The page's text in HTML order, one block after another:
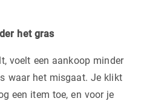
het gras
voelt een aankoop minder
waar het misgaat. Je klikt
een item toe, en voor je